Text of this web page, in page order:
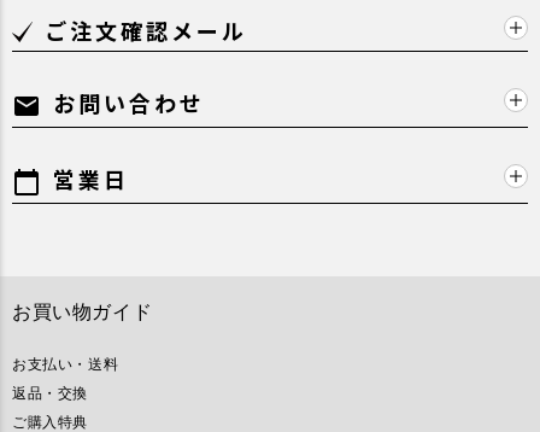
ご注文確認メール
mail お問い合わせ
calendar_today 営業日
お買い物ガイド
お支払い・送料
返品・交換
ご購入特典